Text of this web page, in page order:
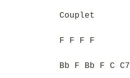
Couplet
F F F F
Bb F Bb F C C7